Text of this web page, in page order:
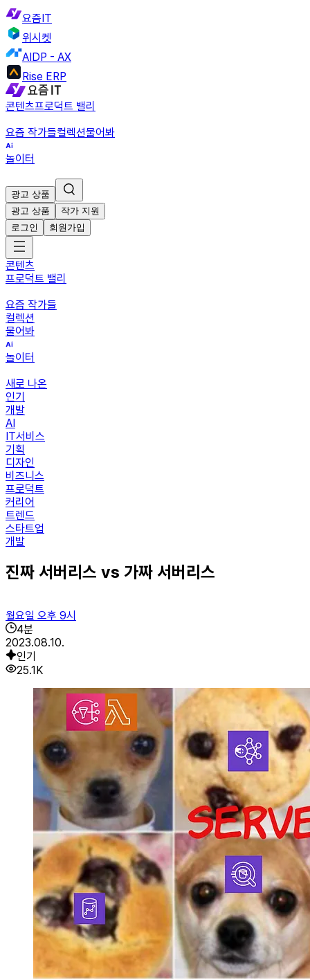
요즘IT
위시켓
AIDP - AX
Rise ERP
콘텐츠프로덕트 밸리
요즘 작가들컬렉션물어봐
놀이터
광고 상품
광고 상품
작가 지원
로그인
회원가입
콘텐츠
프로덕트 밸리
요즘 작가들
컬렉션
물어봐
놀이터
새로 나온
인기
개발
AI
IT서비스
기획
디자인
비즈니스
프로덕트
커리어
트렌드
스타트업
개발
진짜 서버리스 vs 가짜 서버리스
월요일 오후 9시
4분
2023.08.10.
인기
25.1K